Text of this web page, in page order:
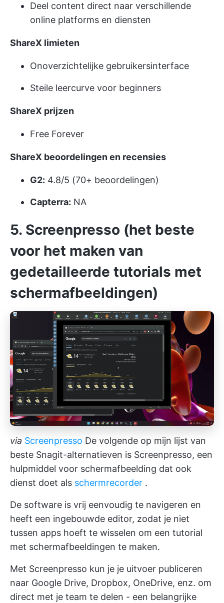
Deel content direct naar verschillende
online platforms en diensten
ShareX limieten
Onoverzichtelijke gebruikersinterface
Steile leercurve voor beginners
ShareX prijzen
Free Forever
ShareX beoordelingen en recensies
G2: 4.8/5 (70+ beoordelingen)
Capterra: NA
5. Screenpresso (het beste
voor het maken van
gedetailleerde tutorials met
schermafbeeldingen)
via Screenpresso De volgende op mijn lijst van
beste Snagit-alternatieven is Screenpresso, een
hulpmiddel voor schermafbeelding dat ook
dienst doet als schermrecorder .
De software is vrij eenvoudig te navigeren en
heeft een ingebouwde editor, zodat je niet
tussen apps hoeft te wisselen om een tutorial
met schermafbeeldingen te maken.
Met Screenpresso kun je je uitvoer publiceren
naar Google Drive, Dropbox, OneDrive, enz. om
direct met je team te delen - een belangrijke